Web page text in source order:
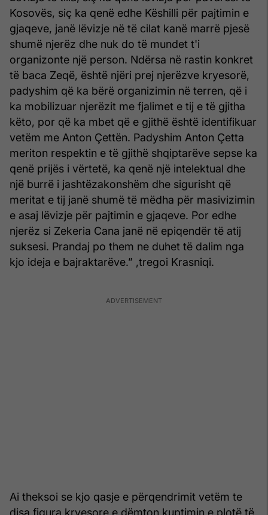
Kosovës, siç ka qenë edhe Këshilli për pajtimin e
gjaqeve, janë lëvizje në të cilat kanë marrë pjesë
shumë njerëz dhe nuk do të mundet t'i
organizonte një person. Ndërsa në rastin konkret
të baca Zeqë, është njëri prej njerëzve kryesorë,
padyshim që ka bërë organizimin në terren, që i
ka mobilizuar njerëzit me fjalimet e tij e të gjitha
këto, por që ka mbet që e gjithë është identifikuar
vetëm me Anton Çettën. Padyshim Anton Çetta
meriton respektin e të gjithë shqiptarëve sepse ka
qenë prijës i vërtetë, ka qenë një intelektual dhe
një burrë i jashtëzakonshëm dhe sigurisht që
meritat e tij janë shumë të mëdha për masivizimin
e asaj lëvizje për pajtimin e gjaqeve. Por edhe
njerëz si Zekeria Cana janë në epiqendër të atij
suksesi. Prandaj po them ne duhet të dalim nga
kjo ideja e bajraktarëve.” ,tregoi Krasniqi.
Ai theksoi se kjo qasje e përqendrimit vetëm te
disa figura kryesore e dëmton kuptimin e plotë të